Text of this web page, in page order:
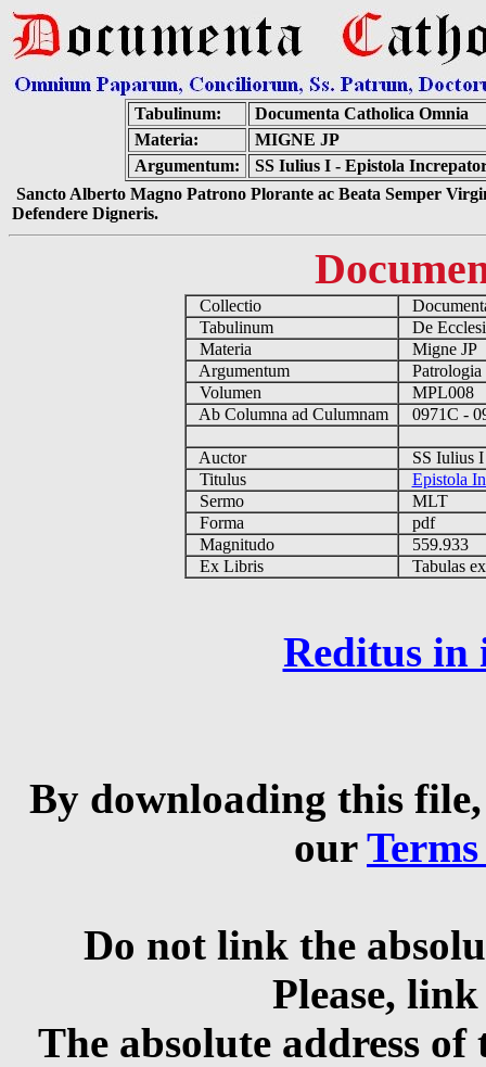
Tabulinum:
Documenta Catholica Omnia
Materia:
MIGNE JP
Argumentum:
SS Iulius I - Epistola
Sancto Alberto Magno Patrono Plorante ac Beata Semper
Defendere Digneris.
Collectio
Tabulinum
De
Materia
Migne JP
Argumentum
Volumen
MPL008
Ab Columna ad Culumnam
0971C -
Auctor
SS Iulius
Titulus
Epistola
Sermo
MLT
Forma
pdf
Magnitudo
Ex Libris
Tabulas
Reditus in
By downloading this
our
Do not link the
Please,
The absolute address